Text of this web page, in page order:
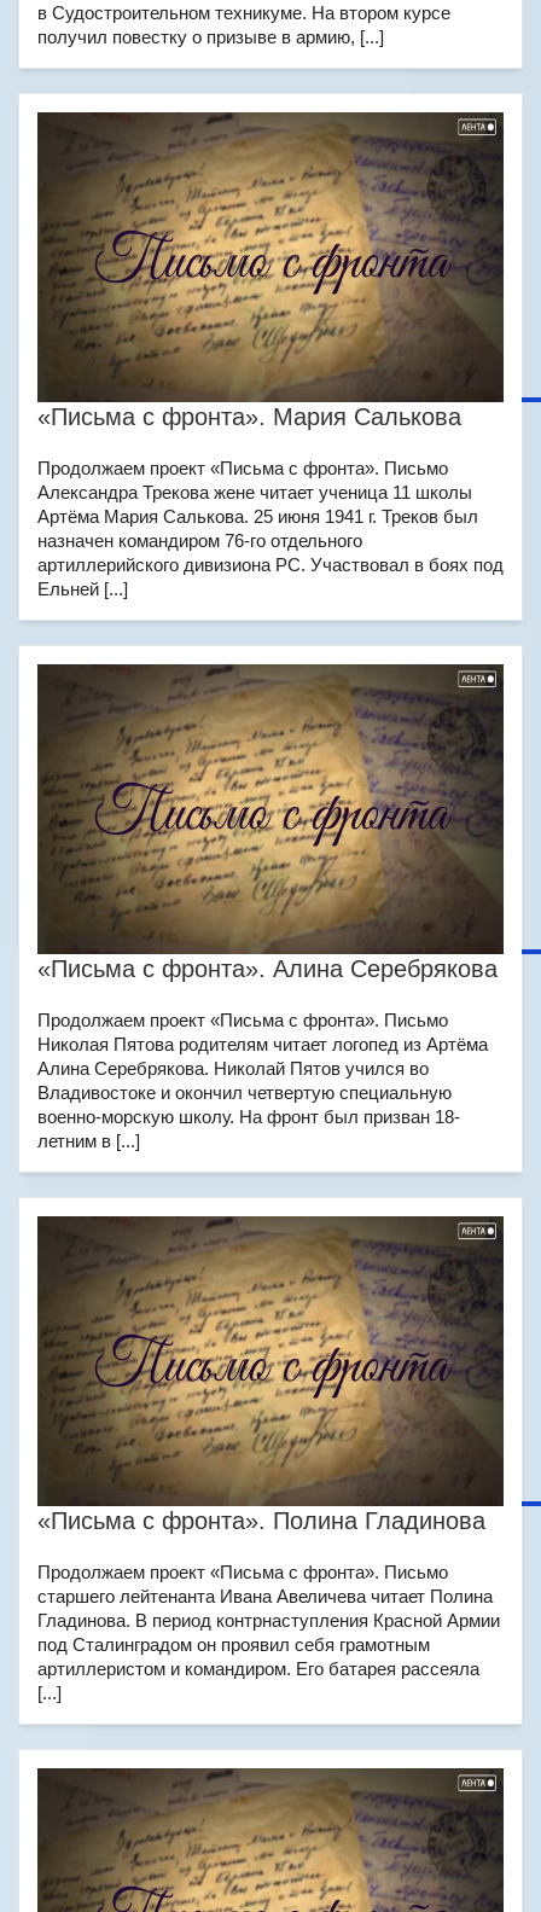
в Судостроительном техникуме. На втором курсе
получил повестку о призыве в армию, [...]
«Письма с фронта». Мария Салькова
Продолжаем проект «Письма с фронта». Письмо
Александра Трекова жене читает ученица 11 школы
Артёма Мария Салькова. 25 июня 1941 г. Треков был
назначен командиром 76-го отдельного
артиллерийского дивизиона РС. Участвовал в боях под
Ельней [...]
«Письма с фронта». Алина Серебрякова
Продолжаем проект «Письма с фронта». Письмо
Николая Пятова родителям читает логопед из Артёма
Алина Серебрякова. Николай Пятов учился во
Владивостоке и окончил четвертую специальную
военно-морскую школу. На фронт был призван 18-
летним в [...]
«Письма с фронта». Полина Гладинова
Продолжаем проект «Письма с фронта». Письмо
старшего лейтенанта Ивана Авеличева читает Полина
Гладинова. В период контрнаступления Красной Армии
под Сталинградом он проявил себя грамотным
артиллеристом и командиром. Его батарея рассеяла
[...]